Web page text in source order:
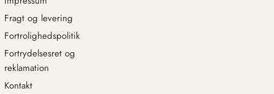
Fragt og levering
Fortrolighedspolitik
Fortrydelsesret og
reklamation
Kontakt